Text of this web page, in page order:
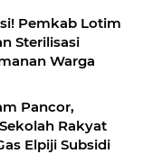
Pemkab Lotim
Sterilisasi
Warga
Rakyat
Elpiji Subsidi